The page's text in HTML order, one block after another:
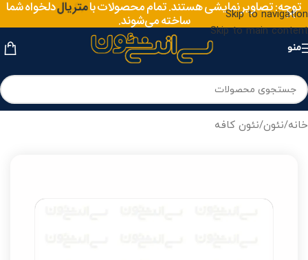
Skip to navigation
Skip to main content
توجه: تصاویر نمایشی هستند. تمام محصولات باسایزمتریال
دلخواه شما
ساخته می‌شوند.
منو
خانه/نئون/نئون کافه